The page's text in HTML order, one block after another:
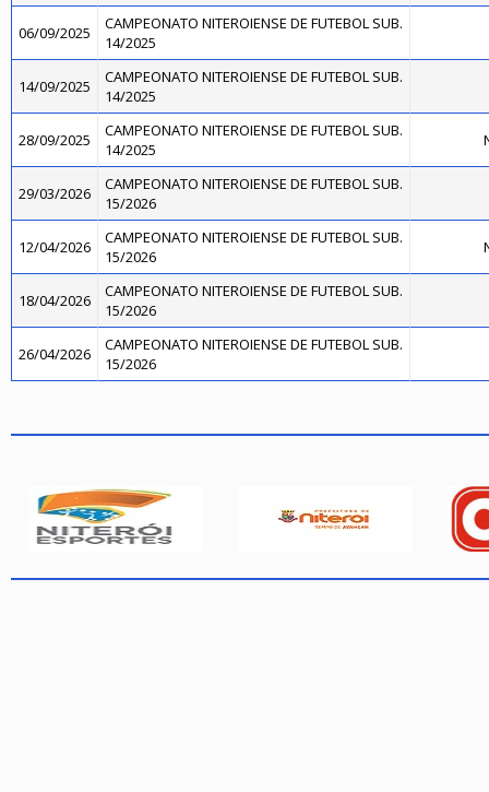
06/09/2025
CAMPEONATO NITEROIENSE DE FUTEBOL SUB.
14/2025
14/09/2025
CAMPEONATO NITEROIENSE DE FUTEBOL SUB.
14/2025
28/09/2025
CAMPEONATO NITEROIENSE DE FUTEBOL SUB.
14/2025
29/03/2026
CAMPEONATO NITEROIENSE DE FUTEBOL SUB.
15/2026
12/04/2026
CAMPEONATO NITEROIENSE DE FUTEBOL SUB.
15/2026
18/04/2026
CAMPEONATO NITEROIENSE DE FUTEBOL SUB.
15/2026
26/04/2026
CAMPEONATO NITEROIENSE DE FUTEBOL SUB.
15/2026